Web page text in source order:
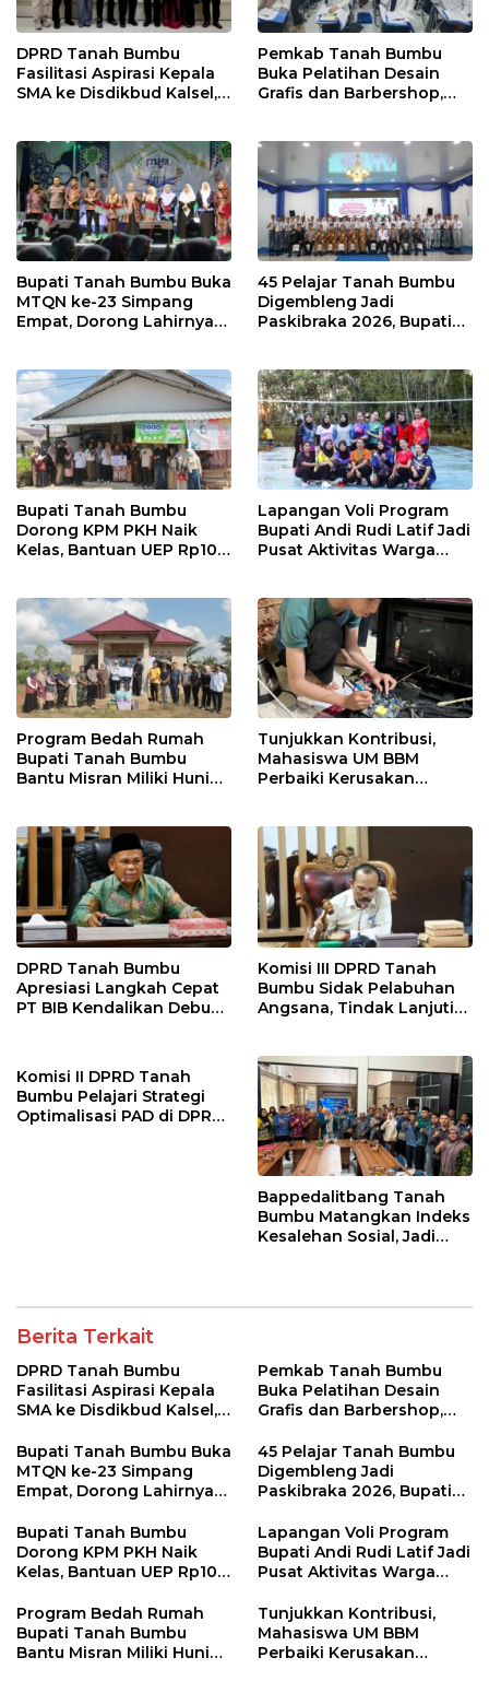
DPRD Tanah Bumbu
Fasilitasi Aspirasi Kepala
SMA ke Disdikbud Kalsel,
Pemkab Tanah Bumbu
Buka Pelatihan Desain
Grafis dan Barbershop,
Bupati Tanah Bumbu Buka
MTQN ke-23 Simpang
Empat, Dorong Lahirnya
45 Pelajar Tanah Bumbu
Digembleng Jadi
Paskibraka 2026, Bupati
Bupati Tanah Bumbu
Dorong KPM PKH Naik
Kelas, Bantuan UEP Rp10
Lapangan Voli Program
Bupati Andi Rudi Latif Jadi
Pusat Aktivitas Warga
Program Bedah Rumah
Bupati Tanah Bumbu
Bantu Misran Miliki Hunian
Tunjukkan Kontribusi,
Mahasiswa UM BBM
Perbaiki Kerusakan
DPRD Tanah Bumbu
Apresiasi Langkah Cepat
PT BIB Kendalikan Debu
Komisi III DPRD Tanah
Bumbu Sidak Pelabuhan
Angsana, Tindak Lanjuti
Komisi II DPRD Tanah
Bumbu Pelajari Strategi
Optimalisasi PAD di DPRD
Bappedalitbang Tanah
Bumbu Matangkan Indeks
Kesalehan Sosial, Jadi
Berita Terkait
DPRD Tanah Bumbu
Fasilitasi Aspirasi Kepala
SMA ke Disdikbud Kalsel,
Kebutuhan Guru
Pemkab Tanah Bumbu
Buka Pelatihan Desain
Grafis dan Barbershop,
dan Wirausaha
Bupati Tanah Bumbu Buka
MTQN ke-23 Simpang
Empat, Dorong Lahirnya
Berakhlak Mulia
45 Pelajar Tanah Bumbu
Digembleng Jadi
Paskibraka 2026, Bupati
Integritas
Bupati Tanah Bumbu
Dorong KPM PKH Naik
Kelas, Bantuan UEP Rp10
Kembangkan Usaha
Lapangan Voli Program
Bupati Andi Rudi Latif Jadi
Pusat Aktivitas Warga
Program Bedah Rumah
Bupati Tanah Bumbu
Bantu Misran Miliki Hunian
Tunjukkan Kontribusi,
Mahasiswa UM BBM
Perbaiki Kerusakan